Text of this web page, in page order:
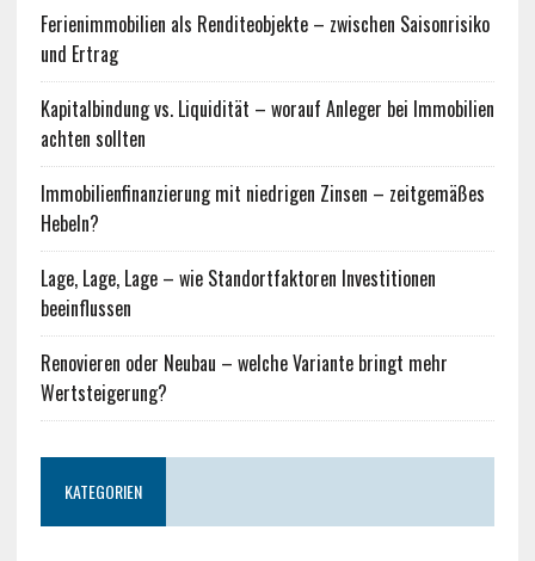
Ferienimmobilien als Renditeobjekte – zwischen Saisonrisiko
und Ertrag
Kapitalbindung vs. Liquidität – worauf Anleger bei Immobilien
achten sollten
Immobilienfinanzierung mit niedrigen Zinsen – zeitgemäßes
Hebeln?
Lage, Lage, Lage – wie Standortfaktoren Investitionen
beeinflussen
Renovieren oder Neubau – welche Variante bringt mehr
Wertsteigerung?
KATEGORIEN